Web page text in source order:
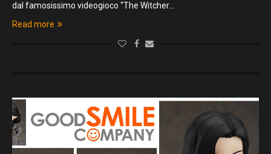
dal famosissimo videogioco “The Witcher…
Read more